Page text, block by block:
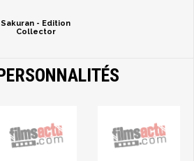
Sakuran - Edition
Collector